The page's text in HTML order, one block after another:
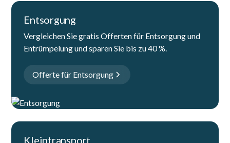
Entsorgung
Vergleichen Sie gratis Offerten für Entsorgung und
Entrümpelung und sparen Sie bis zu 40 %.
Offerte für Entsorgung
Kleintransport